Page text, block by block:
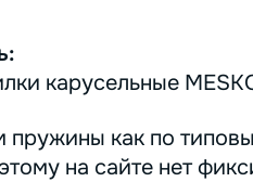
карусельные
как по
на сайте нет